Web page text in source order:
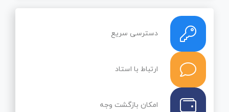
دسترسی سریع
ارتباط با استاد
امکان بازگشت وجه